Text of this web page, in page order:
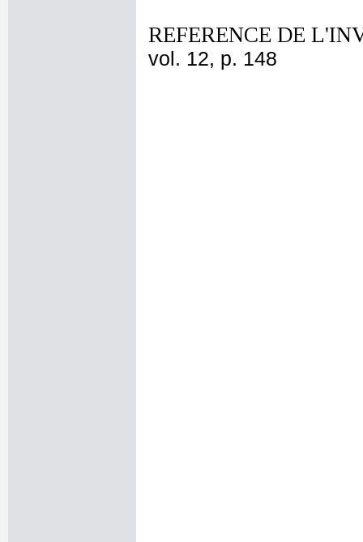
REFERENCE DE
vol. 12, p. 148